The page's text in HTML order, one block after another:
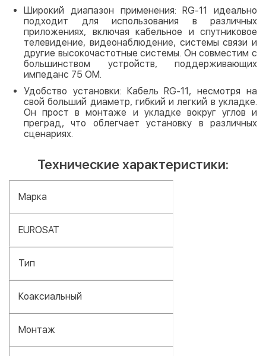
Широкий диапазон применения: RG-11 идеально
подходит для использования в различных
приложениях, включая кабельное и спутниковое
телевидение, видеонаблюдение, системы связи и
другие высокочастотные системы. Он совместим с
большинством устройств, поддерживающих
импеданс 75 ОМ.
Удобство установки: Кабель RG-11, несмотря на
свой больший диаметр, гибкий и легкий в укладке.
Он прост в монтаже и укладке вокруг углов и
преград, что облегчает установку в различных
сценариях.
Технические характеристики:
Марка
EUROSAT
Тип
Коаксиальный
Монтаж